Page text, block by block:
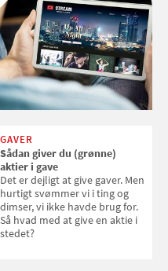
GAVER
Sådan giver du (grønne)
aktier i gave
Det er dejligt at give gaver. Men
hurtigt svømmer vi i ting og
dimser, vi ikke havde brug for.
Så hvad med at give en aktie i
stedet?